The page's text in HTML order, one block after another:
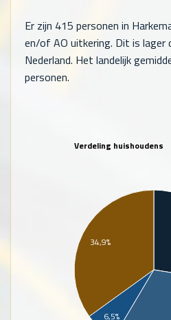
Er zijn 415 personen in
en/of AO uitkering. Dit is lager
Nederland. Het landelijk
personen.
Verdeling huishoudens
34,9%
6,5%